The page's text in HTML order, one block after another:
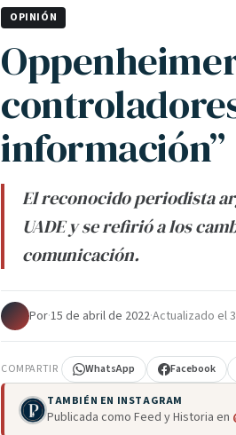
OPINIÓN
información”
El reconocido periodista
UADE y se refirió a los
comunicación.
Por·15 de abril de 2022·Actualizado el
COMPARTIR WhatsApp Facebook
TAMBIÉN EN INSTAGRAM
Publicada como Feed y Historia en